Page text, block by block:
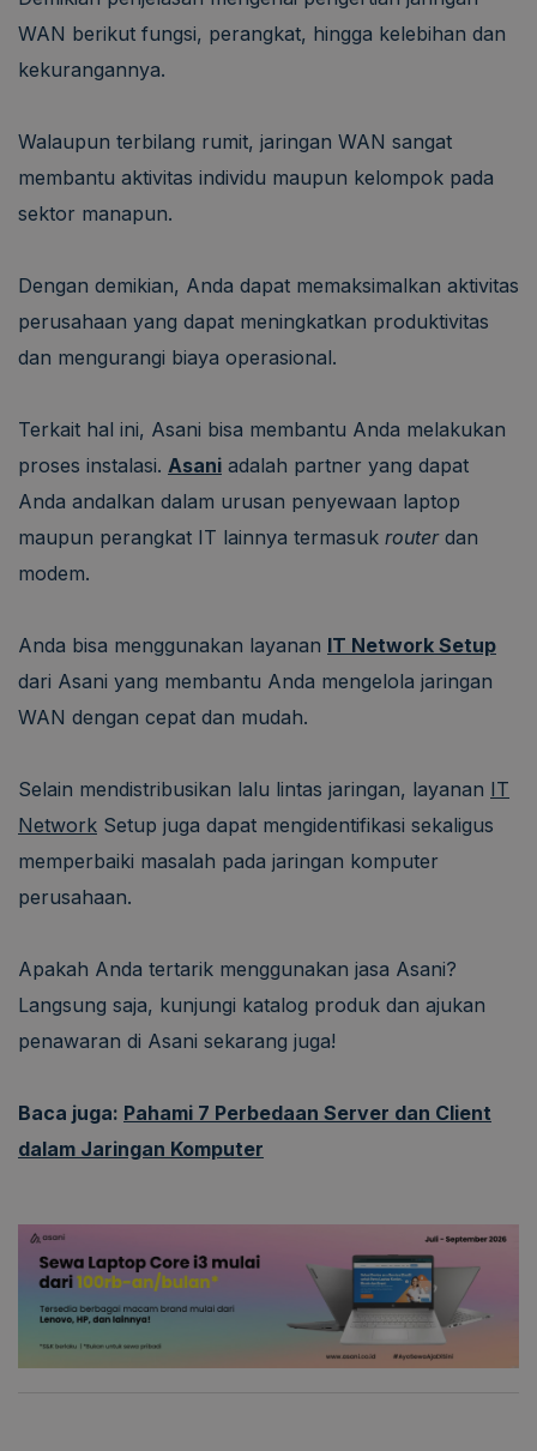
WAN berikut fungsi, perangkat, hingga kelebihan dan
kekurangannya.
Walaupun terbilang rumit, jaringan WAN sangat
membantu aktivitas individu maupun kelompok pada
sektor manapun.
Dengan demikian, Anda dapat memaksimalkan aktivitas
perusahaan yang dapat meningkatkan produktivitas
dan mengurangi biaya operasional.
Terkait hal ini, Asani bisa membantu Anda melakukan
proses instalasi. Asani adalah partner yang dapat
Anda andalkan dalam urusan penyewaan laptop
maupun perangkat IT lainnya termasuk router dan
modem.
Anda bisa menggunakan layanan IT Network Setup
dari Asani yang membantu Anda mengelola jaringan
WAN dengan cepat dan mudah.
Selain mendistribusikan lalu lintas jaringan, layanan IT
Network Setup juga dapat mengidentifikasi sekaligus
memperbaiki masalah pada jaringan komputer
perusahaan.
Apakah Anda tertarik menggunakan jasa Asani?
Langsung saja, kunjungi katalog produk dan ajukan
penawaran di Asani sekarang juga!
Baca juga: Pahami 7 Perbedaan Server dan Client
dalam Jaringan Komputer